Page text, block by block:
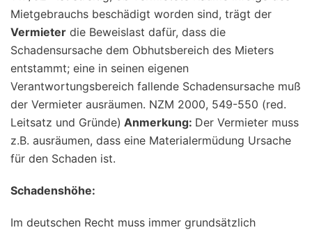
Mietgebrauchs beschädigt worden sind, trägt der
Vermieter die Beweislast dafür, dass die
Schadensursache dem Obhutsbereich des Mieters
entstammt; eine in seinen eigenen
Verantwortungsbereich fallende Schadensursache muß
der Vermieter ausräumen. NZM 2000, 549-550 (red.
Leitsatz und Gründe) Anmerkung: Der Vermieter muss
z.B. ausräumen, dass eine Materialermüdung Ursache
für den Schaden ist.
Schadenshöhe:
Im deutschen Recht muss immer grundsätzlich